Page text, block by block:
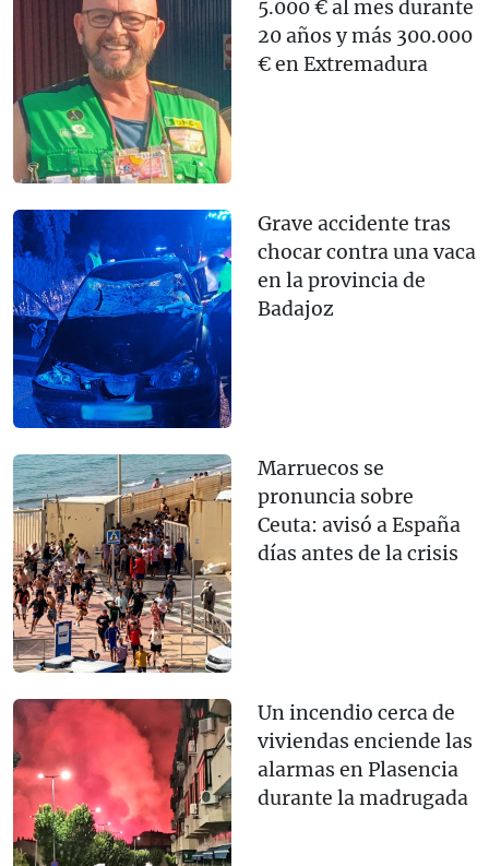
5.000 € al mes durante
20 años y más 300.000
€ en Extremadura
Grave accidente tras
chocar contra una vaca
en la provincia de
Badajoz
Marruecos se
pronuncia sobre
Ceuta: avisó a España
días antes de la crisis
Un incendio cerca de
viviendas enciende las
alarmas en Plasencia
durante la madrugada